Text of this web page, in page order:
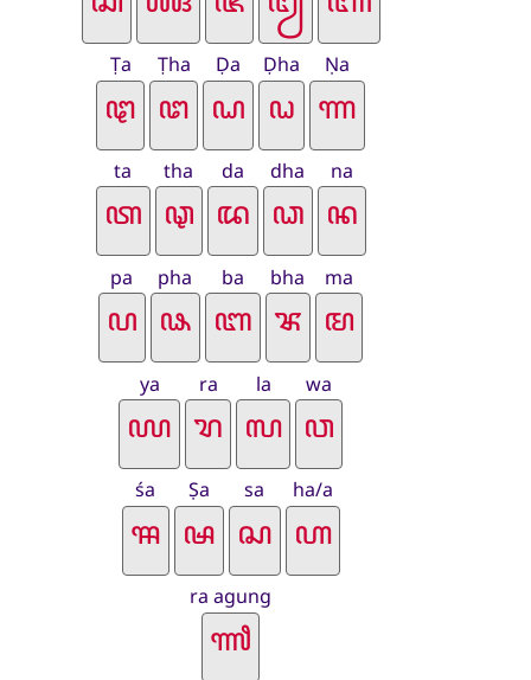
Ṭa Ṭha Ḍa Ḍha Ṇa
ta tha da dha na
pa pha ba bha ma
ya ra la wa
śa Ṣa sa ha/a
ra agung